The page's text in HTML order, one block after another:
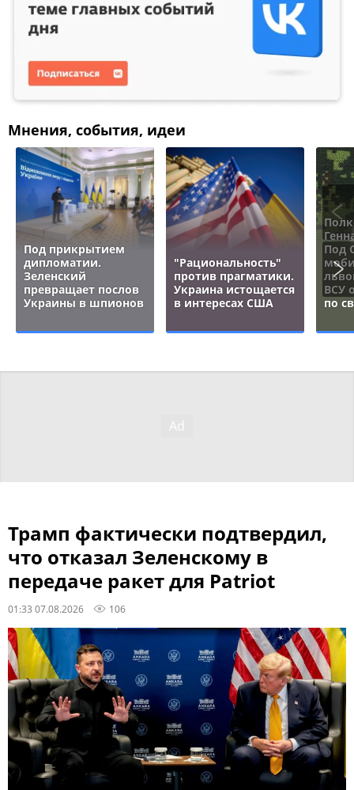
Мнения, события, идеи
Под прикрытием
дипломатии.
Зеленский
превращает послов
Украины в шпионов
"Рациональность"
против прагматики.
Украина истощается
в интересах США
Под
ВСУ
по
Трамп фактически подтвердил,
что отказал Зеленскому в
передаче ракет для Patriot
01:33 07.08.2026 106